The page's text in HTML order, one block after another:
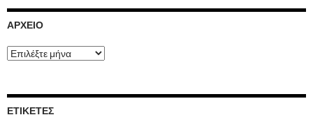
ΑΡΧΕΊΟ
Α
ρ
ο
ΕΤΙΚΈΤΕΣ